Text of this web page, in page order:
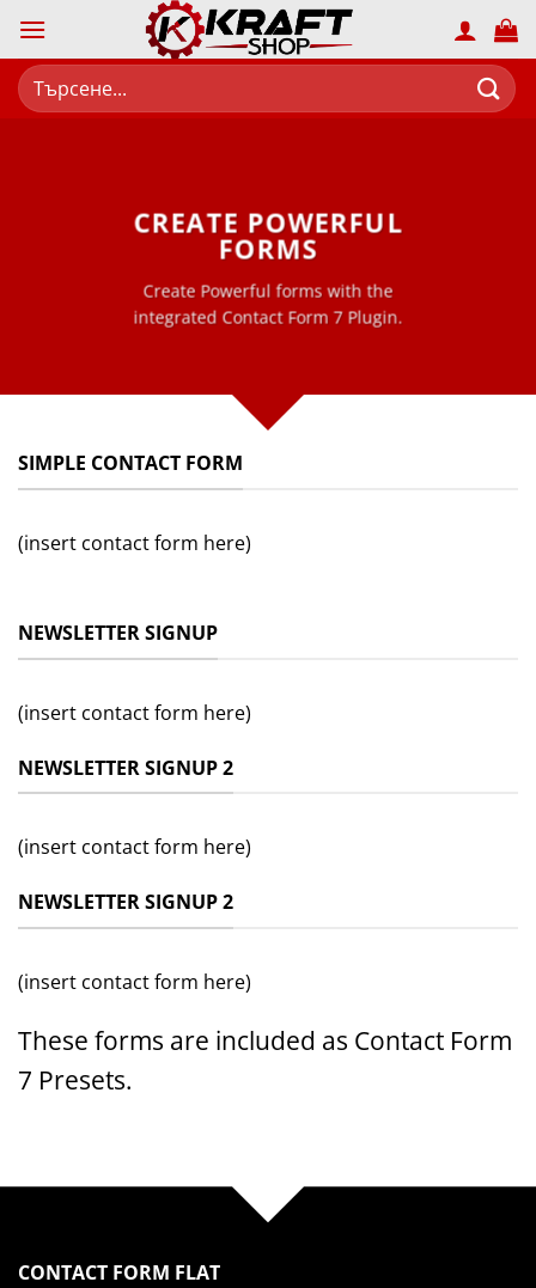
content
Търсене
за:
CREATE POWERFUL
FORMS
Create Powerful forms with the
integrated Contact Form 7 Plugin.
SIMPLE CONTACT FORM
(insert contact form here)
NEWSLETTER SIGNUP
(insert contact form here)
NEWSLETTER SIGNUP 2
(insert contact form here)
NEWSLETTER SIGNUP 2
(insert contact form here)
These forms are included as Contact Form
7 Presets.
CONTACT FORM FLAT